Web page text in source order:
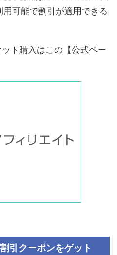
可能で割引が適用できる
ット購入はこの【公式ペー
引クーポンをゲット